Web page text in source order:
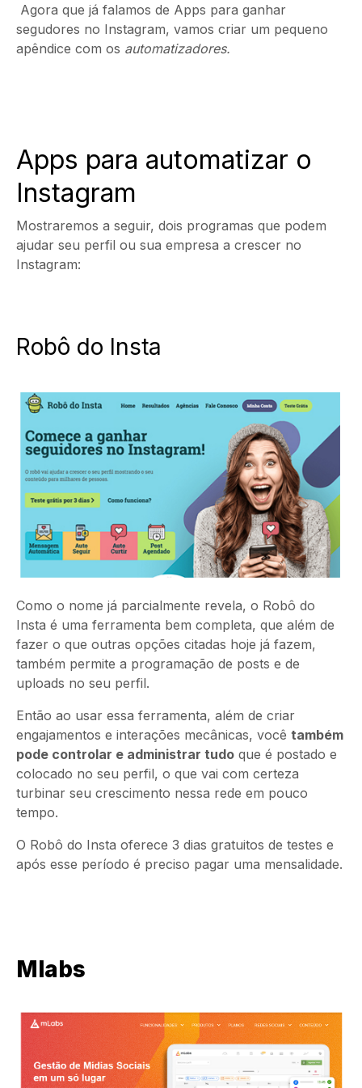
Agora que já falamos de Apps para ganhar
segudores no Instagram, vamos criar um pequeno
apêndice com os automatizadores.
Apps para automatizar o
Instagram
Mostraremos a seguir, dois programas que podem
ajudar seu perfil ou sua empresa a crescer no
Instagram:
Robô do Insta
Como o nome já parcialmente revela, o Robô do
Insta é uma ferramenta bem completa, que além de
fazer o que outras opções citadas hoje já fazem,
também permite a programação de posts e de
uploads no seu perfil.
Então ao usar essa ferramenta, além de criar
engajamentos e interações mecânicas, você também
pode controlar e administrar tudo que é postado e
colocado no seu perfil, o que vai com certeza
turbinar seu crescimento nessa rede em pouco
tempo.
O Robô do Insta oferece 3 dias gratuitos de testes e
após esse período é preciso pagar uma mensalidade.
Mlabs